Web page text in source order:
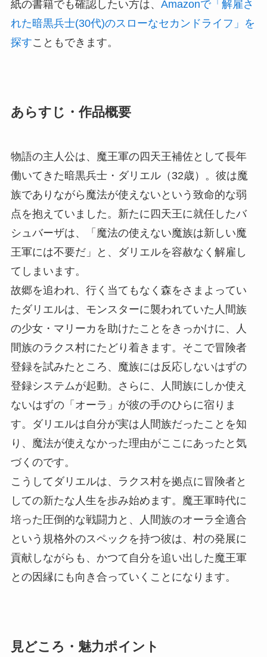
紙の書籍でも確認したい方は、 Amazonで「解雇さ
れた暗黒兵士(30代)のスローなセカンドライフ」を
探すこともできます。
あらすじ・作品概要
物語の主人公は、魔王軍の四天王補佐として長年
働いてきた暗黒兵士・ダリエル（32歳）。彼は魔
族でありながら魔法が使えないという致命的な弱
点を抱えていました。新たに四天王に就任したバ
シュバーザは、「魔法の使えない魔族は新しい魔
王軍には不要だ」と、ダリエルを容赦なく解雇し
てしまいます。
故郷を追われ、行く当てもなく森をさまよってい
たダリエルは、モンスターに襲われていた人間族
の少女・マリーカを助けたことをきっかけに、人
間族のラクス村にたどり着きます。そこで冒険者
登録を試みたところ、魔族には反応しないはずの
登録システムが起動。さらに、人間族にしか使え
ないはずの「オーラ」が彼の手のひらに宿りま
す。ダリエルは自分が実は人間族だったことを知
り、魔法が使えなかった理由がここにあったと気
づくのです。
こうしてダリエルは、ラクス村を拠点に冒険者と
しての新たな人生を歩み始めます。魔王軍時代に
培った圧倒的な戦闘力と、人間族のオーラ全適合
という規格外のスペックを持つ彼は、村の発展に
貢献しながらも、かつて自分を追い出した魔王軍
との因縁にも向き合っていくことになります。
見どころ・魅力ポイント